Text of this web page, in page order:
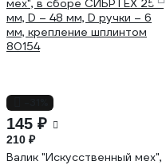
145 ₽
210 ₽
Валик "Искусственный мех",